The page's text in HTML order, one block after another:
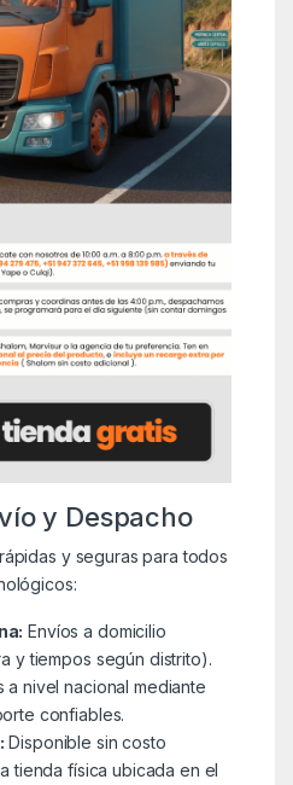
y Despacho
y seguras para todos
Envíos a domicilio
y tiempos según distrito).
a nivel nacional mediante
confiables.
Disponible sin costo
tienda física ubicada en el